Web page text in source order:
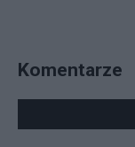
Komentarze